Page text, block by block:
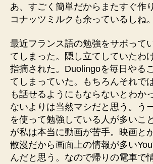
あ、すごく簡単だからまたすぐ作
コナッツミルクも余っているしね。
最近フランス語の勉強をサボって
てしまった。隠し立てしていたわ
指摘された。Duolingoを毎日やる
てしまっていた。もちろんそれで
も話せるようにもならないとわか
ないよりは当然マシだと思う。う
を使って勉強している人が多いこ
が私は本当に動画が苦手。映画と
散漫だから画面上の情報が多い
んだと思う。なので帰りの電車で